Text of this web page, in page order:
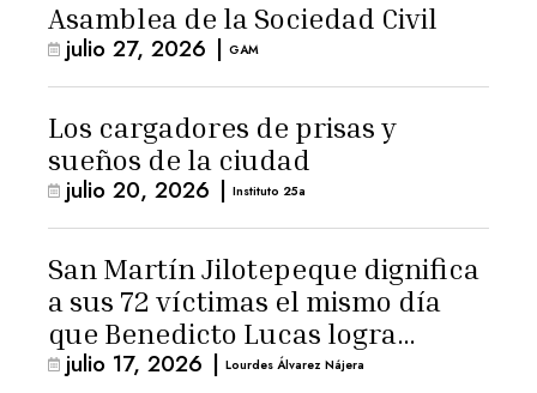
Asamblea de la Sociedad Civil
julio 27, 2026 | GAM
Los cargadores de prisas y
sueños de la ciudad
julio 20, 2026 | Instituto 25a
San Martín Jilotepeque dignifica
a sus 72 víctimas el mismo día
que Benedicto Lucas logra
arresto domiciliario
julio 17, 2026 | Lourdes Álvarez Nájera